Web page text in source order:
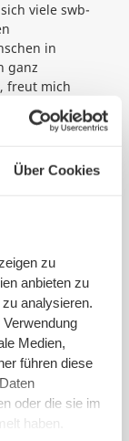
Über Cookies
zu
anbieten zu
analysieren.
Medien,
führen diese
oder die sie im
haben.
viele swb-
in
ganz
freut mich
haben alle
Idee